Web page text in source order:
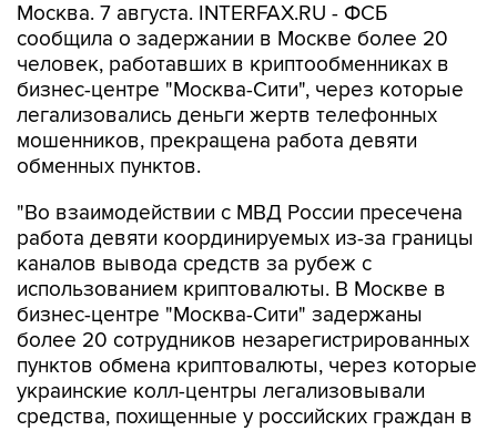
Москва. 7 августа. INTERFAX.RU - ФСБ
сообщила о задержании в Москве более 20
человек, работавших в криптообменниках в
бизнес-центре "Москва-Сити", через которые
легализовались деньги жертв телефонных
мошенников, прекращена работа девяти
обменных пунктов.
"Во взаимодействии с МВД России пресечена
работа девяти координируемых из-за границы
каналов вывода средств за рубеж с
использованием криптовалюты. В Москве в
бизнес-центре "Москва-Сити" задержаны
более 20 сотрудников незарегистрированных
пунктов обмена криптовалюты, через которые
украинские колл-центры легализовывали
средства, похищенные у российских граждан в